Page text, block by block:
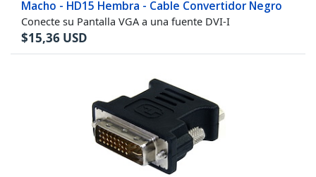
Macho - HD15 Hembra - Cable Convertidor Negro
Conecte su Pantalla VGA a una fuente DVI-I
$15,36 USD